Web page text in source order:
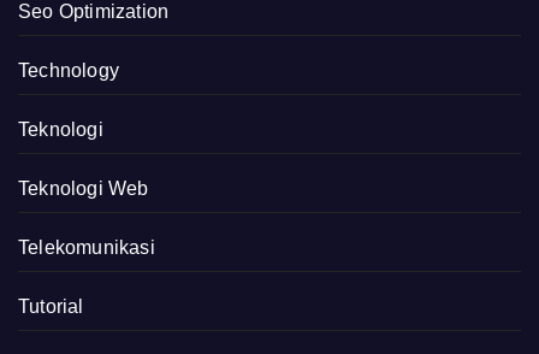
Seo Optimization
Technology
Teknologi
Teknologi Web
Telekomunikasi
Tutorial